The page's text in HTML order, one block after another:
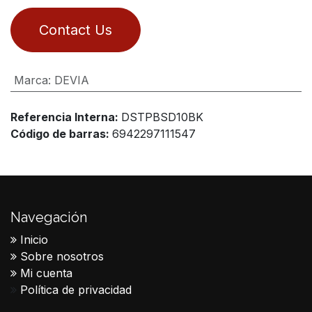
Contact Us
Marca: DEVIA
Referencia Interna: DSTPBSD10BK
Código de barras: 6942297111547
Navegación
Inicio
Sobre nosotros
Mi cuenta
Política de privacidad